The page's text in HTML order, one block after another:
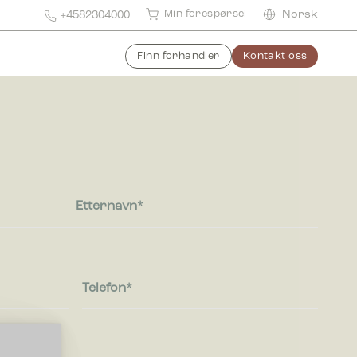
+4582304000 Min forespørsel Norsk
Finn forhandler Kontakt oss
Etternavn
Telefon